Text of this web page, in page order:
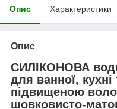
Опис Характеристики
Опис
СИЛІКОНОВА
для ванної,
підвищеною
шовковисто-